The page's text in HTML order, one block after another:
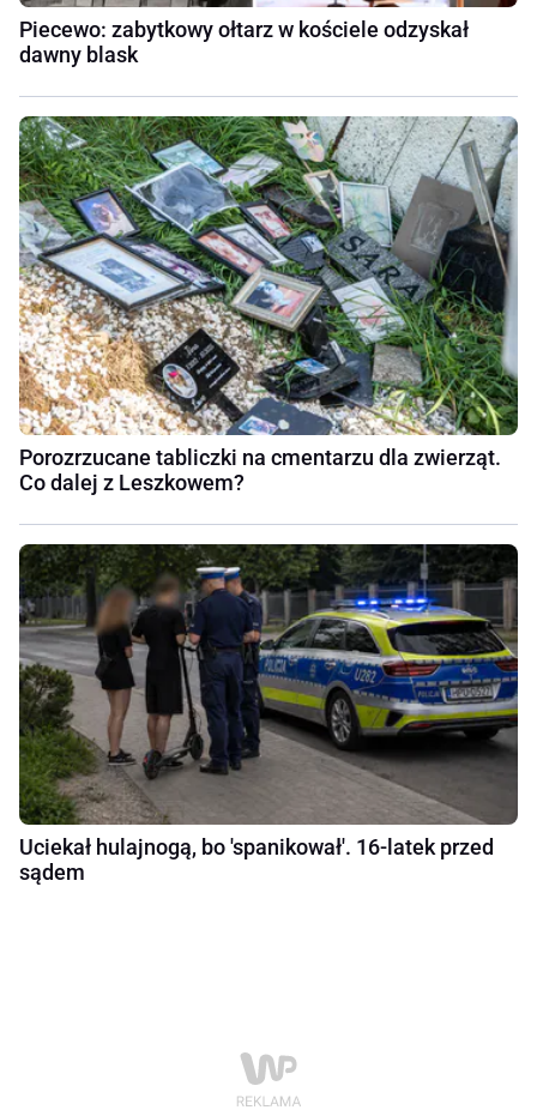
Piecewo: zabytkowy ołtarz w kościele odzyskał
dawny blask
Porozrzucane tabliczki na cmentarzu dla zwierząt.
Co dalej z Leszkowem?
Uciekał hulajnogą, bo 'spanikował'. 16-latek przed
sądem